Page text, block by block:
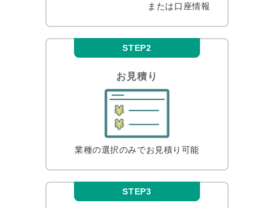
または口座情報
STEP2
お見積り
業種の選択のみでお見積り可能
STEP3